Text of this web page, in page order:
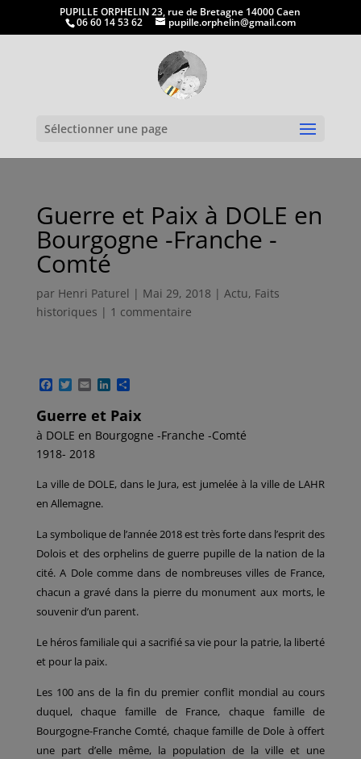
PUPILLE ORPHELIN 23, rue de Bretagne 14000 Caen
06 60 14 53 62 pupille.orphelin@gmail.com
Sélectionner une page
Guerre et Paix à DOLE en
Bourgogne -Franche -
Comté
par Henri Paturel | Mai 29, 2018 | Actu, Faits
historiques | 1 commentaire
F
c
e
b
o
o
T
i
t
t
e
r
E
a
i
l
L
n
k
e
P
r
t
a
Guerre et Paix
à DOLE en Bourgogne -Franche -Comté
1918- 2018
La ville de DOLE, dans le Jura, est jumelée à la ville de LAHR
en Allemagne.
La symbolique de l’année 2018 est très forte dans l’esprit des
Dolois et des orphelins de guerre pupille de la nation de la
cité. A Dole comme dans de nombreuses villes de France,
chacun a gravé dans la pierre du monument aux morts, le
souvenir d’un parent.
Le héros familiale qui a sacrifié sa vie pour la patrie, la liberté
et pour la paix.
Les 100 ans de la fin du premier conflit mondial au cours
duquel, chaque famille de France, chaque famille de
Bourgogne-Franche Comté, chaque famille de Dole à offert
une part d’elle même, la population de la ville et une